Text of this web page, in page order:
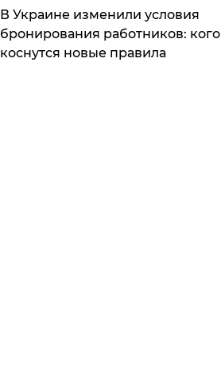
В Украине изменили условия
бронирования работников: кого
коснутся новые правила